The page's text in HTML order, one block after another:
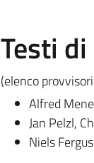
Testi
(elenco
Alfred
Jan Pelzl,
Niels